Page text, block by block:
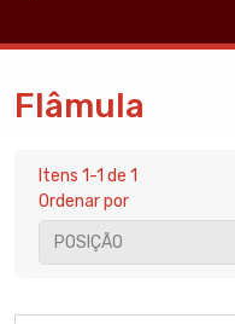
Flâmula
Itens 1-1 de 1
Ordenar por